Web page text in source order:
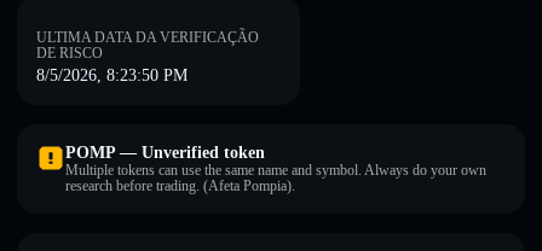
ULTIMA DATA DA VERIFICAÇÃO
DE RISCO
8/5/2026, 8:23:50 PM
POMP — Unverified token
Multiple tokens can use the same name and symbol. Always do your own
research before trading. (Afeta Pompia).